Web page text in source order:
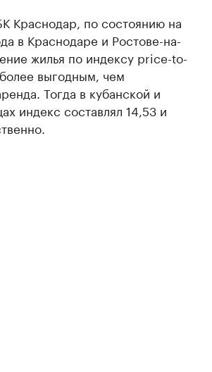
Краснодар, по состоянию на
в Краснодаре и Ростове-на-
жилья по индексу price-to-
выгодным, чем
Тогда в кубанской и
индекс составлял 14,53 и